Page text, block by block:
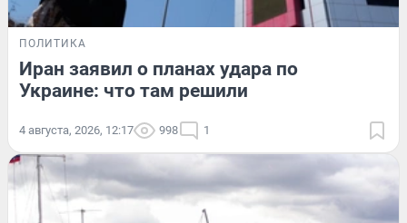
ПОЛИТИКА
Иран заявил о планах удара по
Украине: что там решили
4 августа, 2026, 12:17 998 1